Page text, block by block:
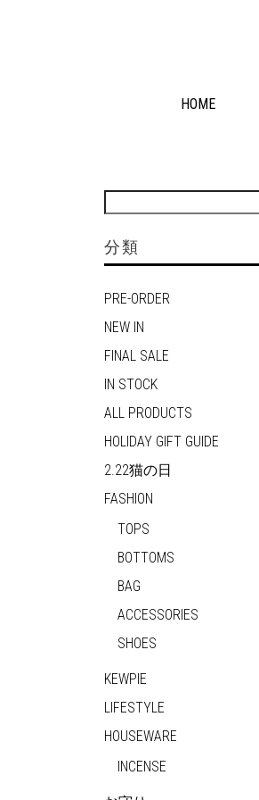
HOME
分類
PRE-ORDER
NEW IN
FINAL SALE
IN STOCK
ALL PRODUCTS
HOLIDAY GIFT GUIDE
2.22猫の日
FASHION
TOPS
BOTTOMS
BAG
ACCESSORIES
SHOES
KEWPIE
LIFESTYLE
HOUSEWARE
INCENSE